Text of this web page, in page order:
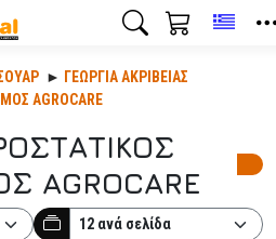
ΓΕΩΡΓΊΑ ΑΚΡΙΒΕΊΑΣ
AGROCARE
AGROCARE